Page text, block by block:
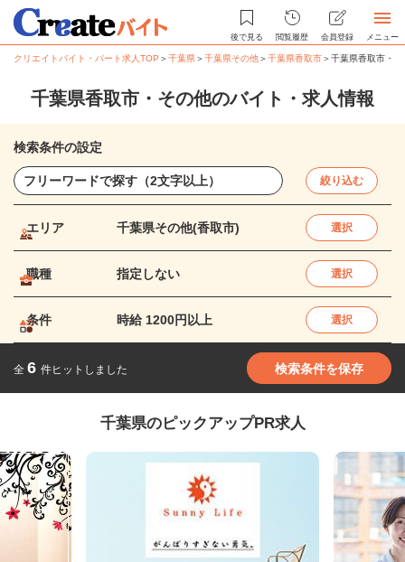
後で見る 閲覧履歴 会員登録 メニュー
クリエイトバイト・パート求人TOP ＞千葉県＞千葉県その他＞千葉県香取市＞千葉県香取市・
千葉県香取市・その他のバイト・求人情報
検索条件の設定
絞り込む
エリア 千葉県その他(香取市) 選択
職種 指定しない 選択
条件 時給 1200円以上 選択
全 6 件ヒットしました 検索条件を保存
千葉県のピックアップPR求人